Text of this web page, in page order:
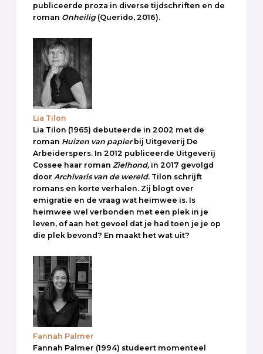
publiceerde proza in diverse tijdschriften en de
roman Onheilig(Querido, 2016).
Lia Tilon
Lia Tilon (1965) debuteerde in 2002 met de
roman Huizen van papierbij Uitgeverij De
Arbeiderspers. In 2012 publiceerde Uitgeverij
Cossee haar roman Zielhond, in 2017 gevolgd
door Archivaris van de wereld. Tilon schrijft
romans en korte verhalen. Zij blogt over
emigratie en de vraag wat heimwee is. Is
heimwee wel verbonden met een plek in je
leven, of aan het gevoel dat je had toen je je op
die plek bevond? En maakt het wat uit?
Fannah Palmer
Fannah Palmer (1994) studeert momenteel